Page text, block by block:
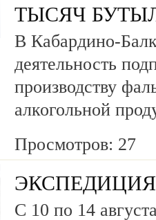
ТЫСЯЧ
В Кабардино-
деятельность
производству
алкогольной
Просмотров: 27
С 10 по 14